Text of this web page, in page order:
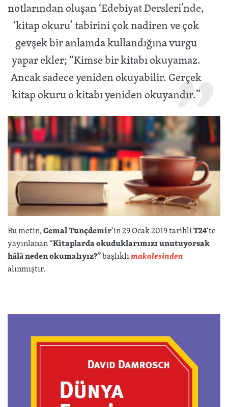
notlarından oluşan ‘Edebiyat Dersleri’nde,
‘kitap okuru’ tabirini çok nadiren ve çok
gevşek bir anlamda kullandığına vurgu
yapar ekler; “Kimse bir kitabı okuyamaz.
Ancak sadece yeniden okuyabilir. Gerçek
kitap okuru o kitabı yeniden okuyandır.”
Bu metin,Cemal Tunçdemir‘in 29 Ocak 2019 tarihliT24‘te
yayınlanan “Kitaplarda okuduklarımızı unutuyorsak
hâlâ neden okumalıyız?”başlıklımakalesinden
alınmıştır.